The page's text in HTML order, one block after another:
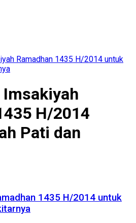
Ramadhan 1435 H/2014 untuk
H/2014
Pati dan
1435 H/2014 untuk